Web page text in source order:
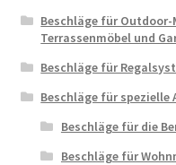
Beschläge für
Terrassenmöbel und
Beschläge für
Beschläge für spezielle
Beschläge für die
Beschläge für